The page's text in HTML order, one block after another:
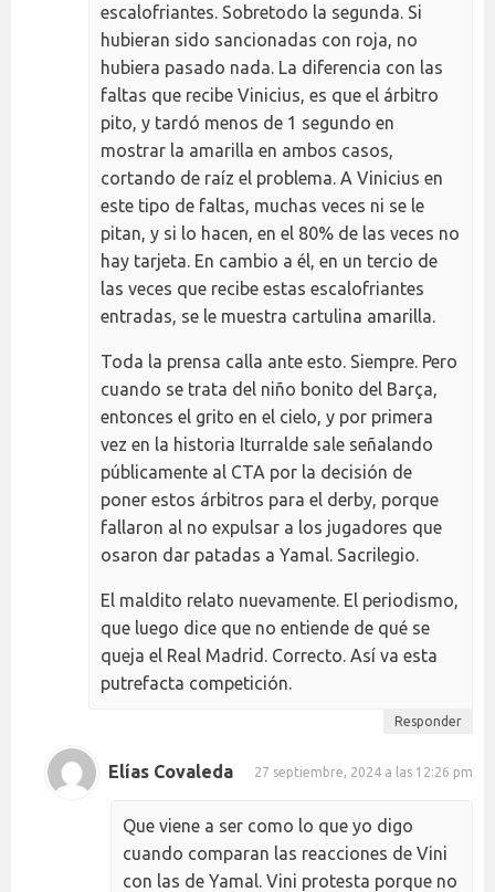
escalofriantes. Sobretodo la segunda. Si
hubieran sido sancionadas con roja, no
hubiera pasado nada. La diferencia con las
faltas que recibe Vinicius, es que el árbitro
pito, y tardó menos de 1 segundo en
mostrar la amarilla en ambos casos,
cortando de raíz el problema. A Vinicius en
este tipo de faltas, muchas veces ni se le
pitan, y si lo hacen, en el 80% de las veces no
hay tarjeta. En cambio a él, en un tercio de
las veces que recibe estas escalofriantes
entradas, se le muestra cartulina amarilla.
Toda la prensa calla ante esto. Siempre. Pero
cuando se trata del niño bonito del Barça,
entonces el grito en el cielo, y por primera
vez en la historia Iturralde sale señalando
públicamente al CTA por la decisión de
poner estos árbitros para el derby, porque
fallaron al no expulsar a los jugadores que
osaron dar patadas a Yamal. Sacrilegio.
El maldito relato nuevamente. El periodismo,
que luego dice que no entiende de qué se
queja el Real Madrid. Correcto. Así va esta
putrefacta competición.
Responder
Elías Covaleda 27 septiembre, 2024 a las 12:26 pm
Que viene a ser como lo que yo digo
cuando comparan las reacciones de Vini
con las de Yamal. Vini protesta porque no